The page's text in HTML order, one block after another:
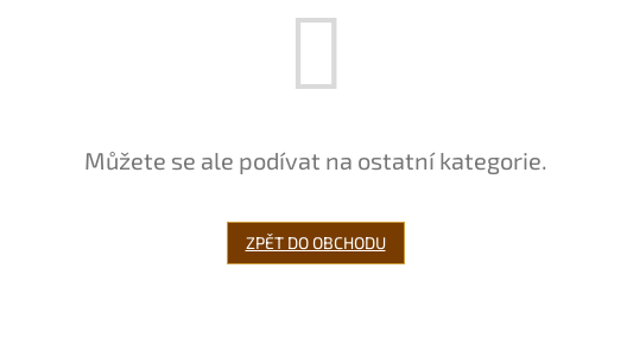
Můžete se ale podívat na ostatní kategorie.
ZPĚT DO OBCHODU